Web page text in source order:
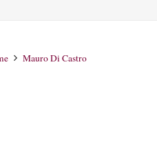
Mauro Di Castro